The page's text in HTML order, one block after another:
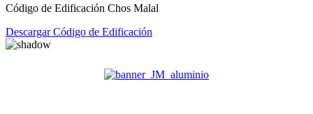
Código de Edificación Chos Malal
Descargar Código de Edificación